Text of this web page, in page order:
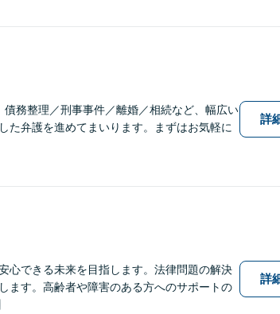
務整理／刑事事件／離婚／相続など、幅広い
た弁護を進めてまいります。まずはお気軽に
詳
心できる未来を目指します。法律問題の解決
ます。高齢者や障害のある方へのサポートの
詳